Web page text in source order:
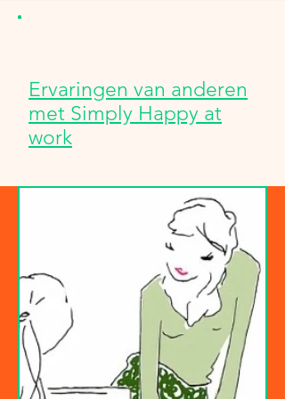
Ervaringen van anderen
met Simply Happy at
work